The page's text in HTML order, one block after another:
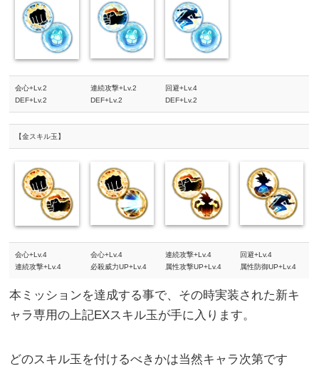
会心+Lv.2
DEF+Lv.2
連続攻撃+Lv.2
DEF+Lv.2
回避+Lv.4
DEF+Lv.2
【金スキル玉】
会心+Lv.4
連続攻撃+Lv.4
会心+Lv.4
必殺威力UP+Lv.4
連続攻撃+Lv.4
属性攻撃UP+Lv.4
回避+Lv.4
属性防御UP+Lv.4
本ミッションを達成する事で、その時実装された新キ
ャラ専用の上記EXスキル玉が手に入ります。
どのスキル玉を付けるべきかは当然キャラ次第です